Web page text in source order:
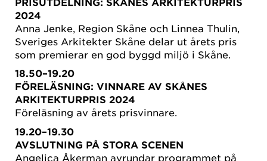
2024
Anna Jenke, Region Skåne och Linnea Thulin,
Sveriges Arkitekter Skåne delar ut årets pris
som premierar en god byggd miljö i Skåne.
18.50–19.20
FÖRELÄSNING: VINNARE AV SKÅNES
ARKITEKTURPRIS 2024
Föreläsning av årets prisvinnare.
19.20–19.30
AVSLUTNING PÅ STORA SCENEN
Angelica Åkerman avrundar programmet på